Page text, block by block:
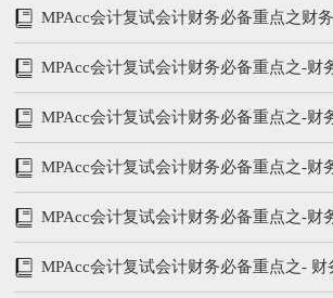
MPAcc会计复试会计财务必备重点之财
资
MPAcc会计复试会计财务必备重点之-财
MPAcc会计复试会计财务必备重点之-财
MPAcc会计复试会计财务必备重点之-财
MPAcc会计复试会计财务必备重点之-财
MPAcc会计复试会计财务必备重点之-